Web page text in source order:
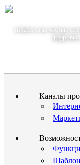
inSales стал частью
Каналы